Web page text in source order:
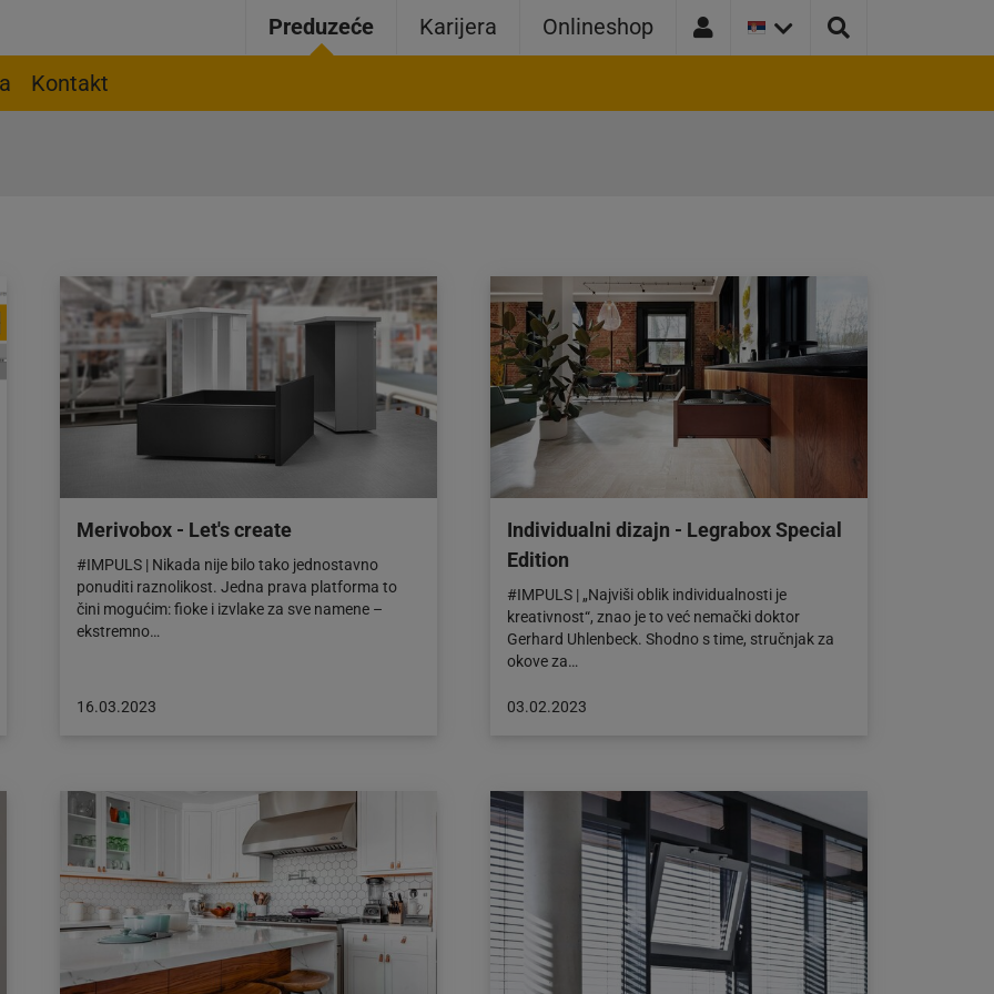
Preduzeće Karijera Onlineshop
VERZIJA
ZEMLJE:
Kontakt
Merivobox - Let's create
#IMPULS | Nikada nije bilo tako jednostavno
ponuditi raznolikost. Jedna prava platforma to
čini mogućim: fioke i izvlake za sve namene –
ekstremno…
Objava
16.03.2023
Individualni dizajn - Legrabox Special
Edition
#IMPULS | „Najviši oblik individualnosti je
kreativnost“, znao je to već nemački doktor
Gerhard Uhlenbeck. Shodno s time, stručnjak za
okove za…
Objava
03.02.2023